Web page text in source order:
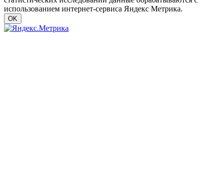
использованием интернет-сервиса Яндекс Метрика.
OK